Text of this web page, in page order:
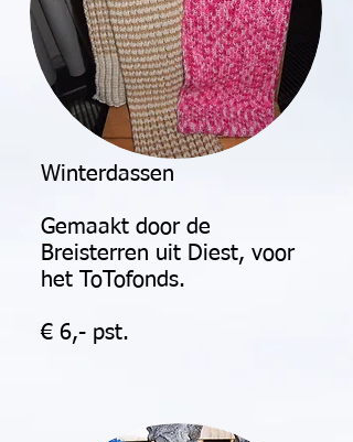
Winterdassen
Gemaakt door de
Breisterren uit Diest, voor
het ToTofonds.
€ 6,- pst.